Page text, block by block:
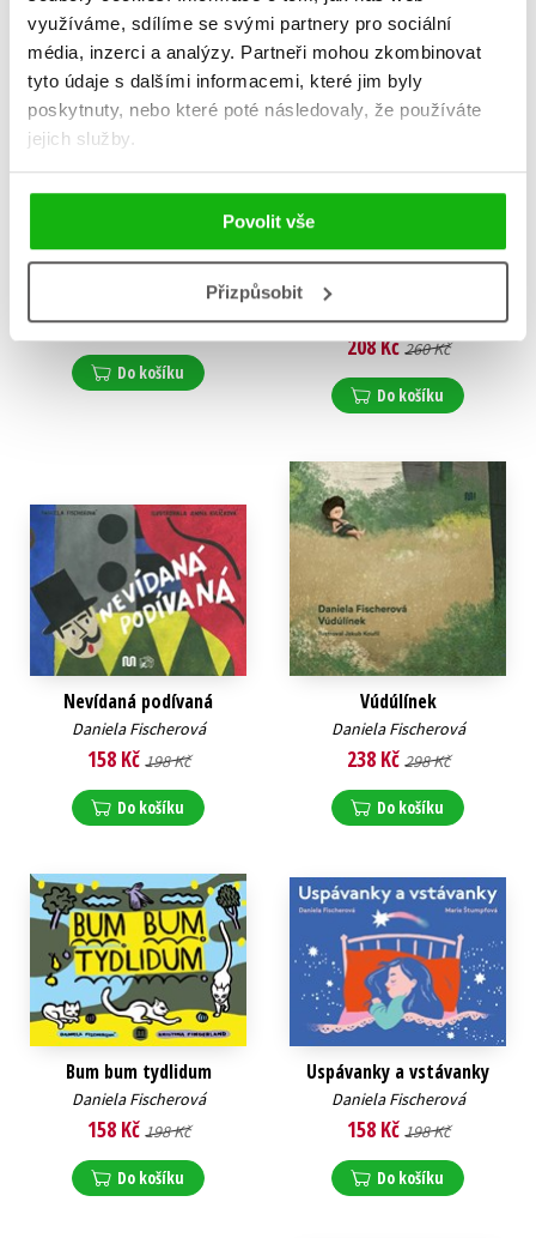
využíváme, sdílíme se svými partnery pro sociální
média, inzerci a analýzy. Partneři mohou zkombinovat
tyto údaje s dalšími informacemi, které jim byly
poskytnuty, nebo které poté následovaly, že používáte
jejich služby.
Povolit vše
Přizpůsobit
Pták Noh a ptáček Nožička
158 Kč198 Kč
Do košíku
Literární salón U
Daniela Fischerová
208 Kč260 Kč
Do košíku
Nevídaná podívaná
Daniela Fischerová
158 Kč 198 Kč
Do košíku
Vúdúlínek
Daniela Fischerová
238 Kč 298 Kč
Do košíku
Bum bum tydlidum
Daniela Fischerová
158 Kč 198 Kč
Do košíku
Uspávanky a vstávanky
Daniela Fischerová
158 Kč 198 Kč
Do košíku